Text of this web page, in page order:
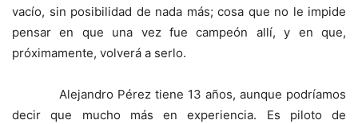
vacío, sin posibilidad de nada más; cosa que no le impide
pensar en que una vez fue campeón allí, y en que,
próximamente, volverá a serlo.
Alejandro Pérez tiene 13 años, aunque podríamos
decir que mucho más en experiencia. Es piloto de